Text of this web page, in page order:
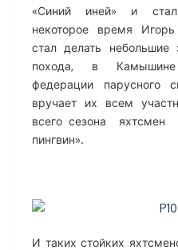
«Синий иней» и
некоторое время
стал делать
похода, в Камышине
федерации парусного
вручает их всем
всего сезона яхтсмен
пингвин».
И таких стойких